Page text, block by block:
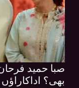
صبا حمید
بھی؟